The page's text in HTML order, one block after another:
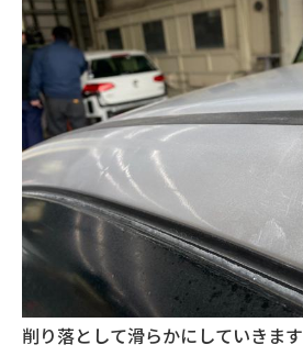
削り落として滑らかにしていきます